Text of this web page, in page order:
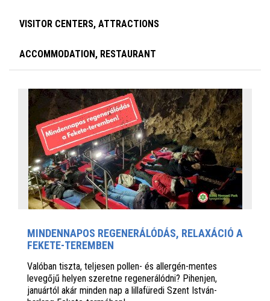
VISITOR CENTERS, ATTRACTIONS
ACCOMMODATION, RESTAURANT
MINDENNAPOS REGENERÁLÓDÁS, RELAXÁCIÓ A
FEKETE-TEREMBEN
Valóban tiszta, teljesen pollen- és allergén-mentes
levegőjű helyen szeretne regenerálódni? Pihenjen,
januártól akár minden nap a lillafüredi Szent István-